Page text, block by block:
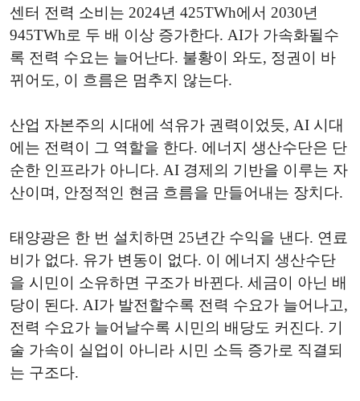
센터 전력 소비는 2024년 425TWh에서 2030년
945TWh로 두 배 이상 증가한다. AI가 가속화될수
록 전력 수요는 늘어난다. 불황이 와도, 정권이 바
뀌어도, 이 흐름은 멈추지 않는다.
산업 자본주의 시대에 석유가 권력이었듯, AI 시대
에는 전력이 그 역할을 한다. 에너지 생산수단은 단
순한 인프라가 아니다. AI 경제의 기반을 이루는 자
산이며, 안정적인 현금 흐름을 만들어내는 장치다.
태양광은 한 번 설치하면 25년간 수익을 낸다. 연료
비가 없다. 유가 변동이 없다. 이 에너지 생산수단
을 시민이 소유하면 구조가 바뀐다. 세금이 아닌 배
당이 된다. AI가 발전할수록 전력 수요가 늘어나고,
전력 수요가 늘어날수록 시민의 배당도 커진다. 기
술 가속이 실업이 아니라 시민 소득 증가로 직결되
는 구조다.